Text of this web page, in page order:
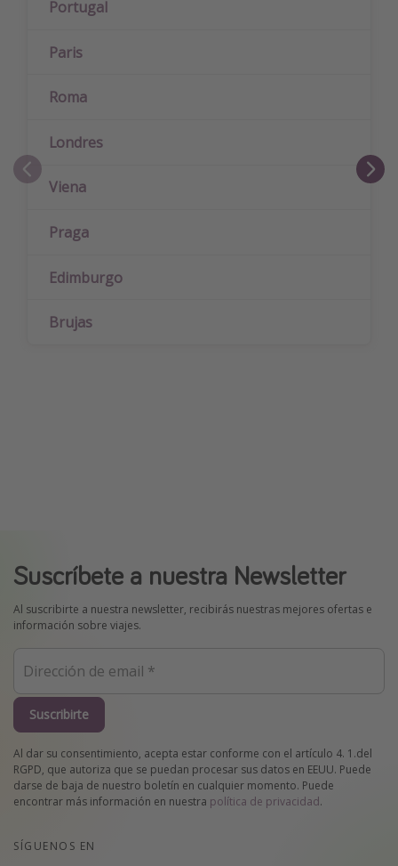
Portugal
Paris
Roma
Londres
Viena
Praga
Edimburgo
Brujas
Suscríbete a nuestra Newsletter
Al suscribirte a nuestra newsletter, recibirás nuestras mejores ofertas e
información sobre viajes.
Suscribirte
Al dar su consentimiento, acepta estar conforme con el artículo 4. 1.del
RGPD, que autoriza que se puedan procesar sus datos en EEUU. Puede
darse de baja de nuestro boletín en cualquier momento. Puede
encontrar más información en nuestra política de privacidad.
SÍGUENOS EN